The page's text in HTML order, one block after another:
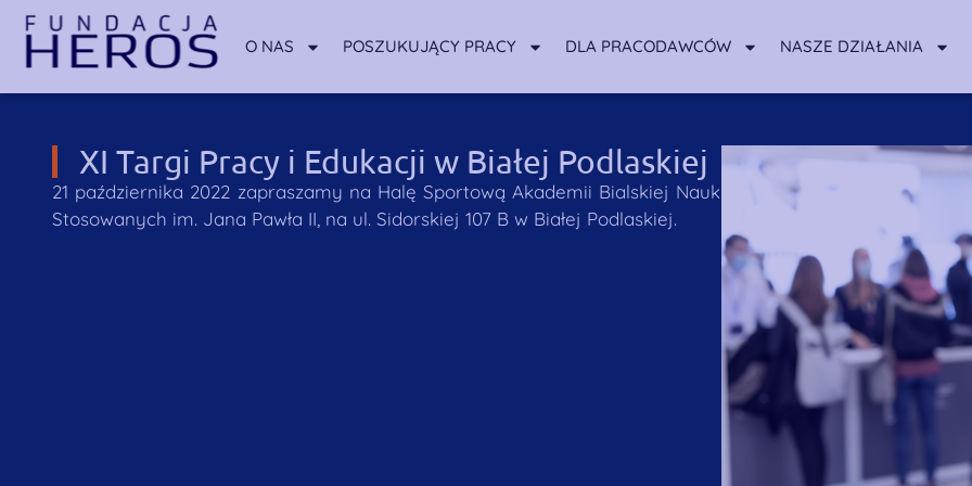
O NAS POSZUKUJĄCY PRACY DLA PRACODAWCÓW NASZE DZIAŁANIA
XI Targi Pracy i Edukacji w Białej Podlaskiej
21 października 2022 zapraszamy na Halę Sportową Akademii Bialskiej Nauk
Stosowanych im. Jana Pawła II, na ul. Sidorskiej 107 B w Białej Podlaskiej.